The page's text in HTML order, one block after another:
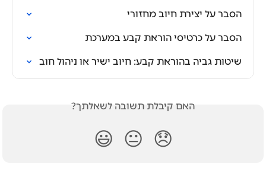
הסבר על יצירת חיוב מחזורי
הסבר על כרטיסי הוראת קבע במערכת
שיטות גביה בהוראת קבע: חיוב ישיר או ניהול חוב
האם קיבלת תשובה לשאלתך?
😞
😐
😃